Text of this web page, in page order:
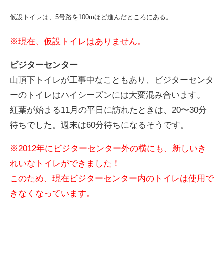
仮設トイレは、5号路を100mほど進んだところにある。
※現在、仮設トイレはありません。
ビジターセンター
山頂下トイレが工事中なこともあり、ビジターセンタ
ーのトイレはハイシーズンには大変混み合います。
紅葉が始まる11月の平日に訪れたときは、20〜30分
待ちでした。週末は60分待ちになるそうです。
※2012年にビジターセンター外の横にも、新しいき
れいなトイレができました！
このため、現在ビジターセンター内のトイレは使用で
きなくなっています。